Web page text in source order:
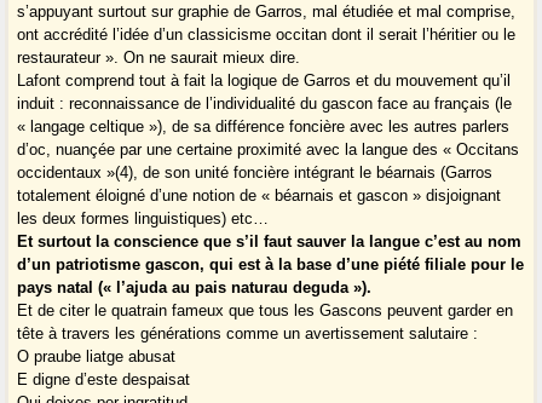
s’appuyant surtout sur graphie de Garros, mal étudiée et mal comprise,
ont accrédité l’idée d’un classicisme occitan dont il serait l’héritier ou le
restaurateur ». On ne saurait mieux dire.
Lafont comprend tout à fait la logique de Garros et du mouvement qu’il
induit : reconnaissance de l’individualité du gascon face au français (le
« langage celtique »), de sa différence foncière avec les autres parlers
d’oc, nuançée par une certaine proximité avec la langue des « Occitans
occidentaux »(4), de son unité foncière intégrant le béarnais (Garros
totalement éloigné d’une notion de « béarnais et gascon » disjoignant
les deux formes linguistiques) etc…
Et surtout la conscience que s’il faut sauver la langue c’est au nom
d’un patriotisme gascon, qui est à la base d’une piété filiale pour le
pays natal (« l’ajuda au pais naturau deguda »).
Et de citer le quatrain fameux que tous les Gascons peuvent garder en
tête à travers les générations comme un avertissement salutaire :
O praube liatge abusat
E digne d’este despaisat